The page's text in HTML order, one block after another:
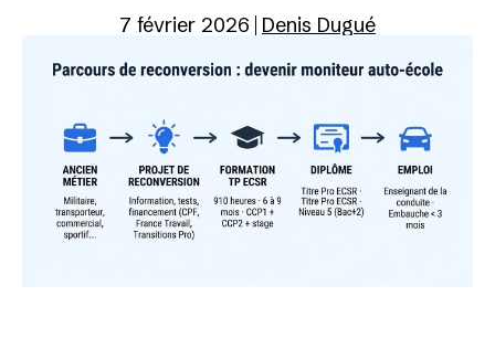
7 février 2026 Denis Dugué